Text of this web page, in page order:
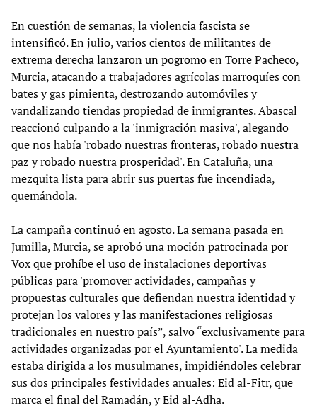
En cuestión de semanas, la violencia fascista se
intensificó. En julio, varios cientos de militantes de
extrema derechalanzaron un pogromoen Torre Pacheco,
Murcia, atacando a trabajadores agrícolas marroquíes con
bates y gas pimienta, destrozando automóviles y
vandalizando tiendas propiedad de inmigrantes. Abascal
reaccionó culpando a la 'inmigración masiva', alegando
que nos había 'robado nuestras fronteras, robado nuestra
paz y robado nuestra prosperidad'. En Cataluña, una
mezquita lista para abrir sus puertas fue incendiada,
quemándola.
La campaña continuó en agosto. La semana pasada en
Jumilla, Murcia, se aprobó una moción patrocinada por
Vox que prohíbe el uso de instalaciones deportivas
públicas para 'promover actividades, campañas y
propuestas culturales que defiendan nuestra identidad y
protejan los valores y las manifestaciones religiosas
tradicionales en nuestro país”, salvo “exclusivamente para
actividades organizadas por el Ayuntamiento'. La medida
estaba dirigida a los musulmanes, impidiéndoles celebrar
sus dos principales festividades anuales: Eid al-Fitr, que
marca el final del Ramadán, y Eid al-Adha.